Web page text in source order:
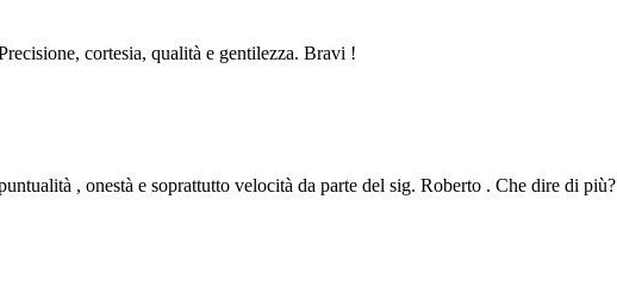
cortesia, qualità e gentilezza. Bravi !
, onestà e soprattutto velocità da parte del sig. Roberto . Che dire di più?